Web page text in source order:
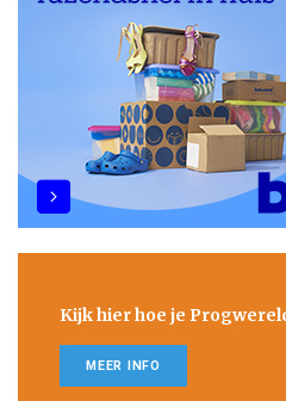
Kijk hier hoe je
MEER INFO